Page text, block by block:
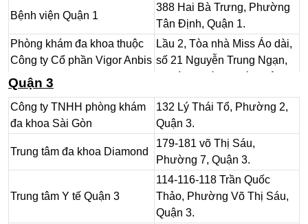
Bệnh viện Quận 1
388 Hai Bà Trưng, Phường
Tân Định, Quận 1.
Phòng khám đa khoa thuộc
Công ty Cổ phần Vigor Anbis
Japan
Lầu 2, Tòa nhà Miss Áo dài,
số 21 Nguyễn Trung Ngạn,
Bệnh viện Quận 1
Cơ sở 2: 235-237 Trần
Hưng Đạo, Phường Cô
Giang , Quận 1.
Quận 3
Công ty TNHH phòng khám
đa khoa Sài Gòn
132 Lý Thái Tổ, Phường 2,
Quận 3.
Trung tâm đa khoa Diamond
179-181 võ Thị Sáu,
Phường 7, Quận 3.
Trung tâm Y tế Quận 3
114-116-118 Trần Quốc
Thảo, Phường Võ Thị Sáu,
Quận 3.